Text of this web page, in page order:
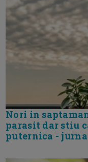
Nori in
parasit dar stiu
puternica -